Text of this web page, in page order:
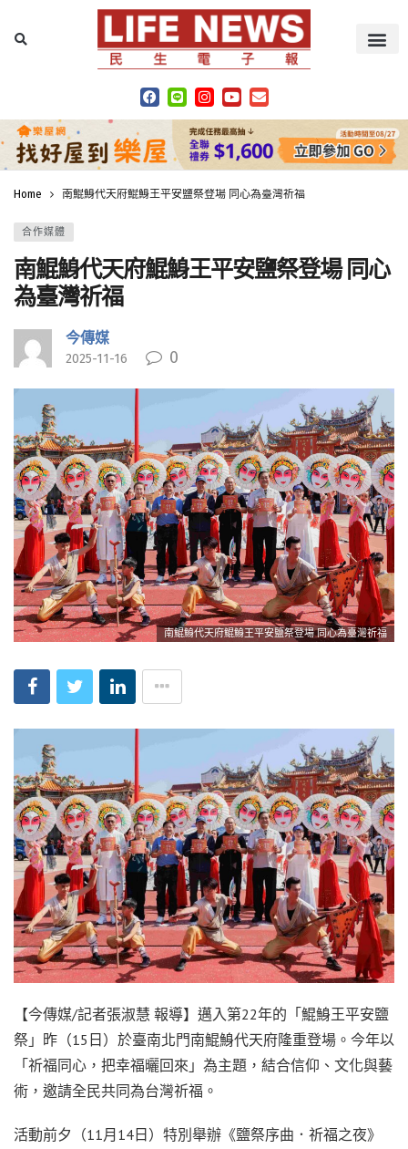
Home 南鯤鯓代天府鯤鯓王平安鹽祭登場 同心為臺灣祈福
合作媒體
南鯤鯓代天府鯤鯓王平安鹽祭登場 同心
為臺灣祈福
今傳媒
2025-11-16 0
南鯤鯓代天府鯤鯓王平安鹽祭登場 同心為臺灣祈福
【今傳媒/記者張淑慧 報導】邁入第22年的「鯤鯓王平安鹽
祭」昨（15日）於臺南北門南鯤鯓代天府隆重登場。今年以
「祈福同心，把幸福曬回來」為主題，結合信仰、文化與藝
術，邀請全民共同為台灣祈福。
活動前夕（11月14日）特別舉辦《鹽祭序曲．祈福之夜》